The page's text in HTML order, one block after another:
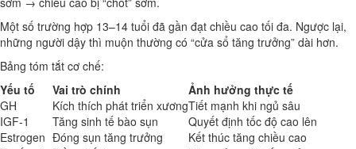
Một số trường hợp 13–14 tuổi đã gần đạt chiều cao tối đa. Ngược lại,
những người dậy thì muộn thường có “cửa sổ tăng trưởng” dài hơn.
Bảng tóm tắt cơ chế:
Yếu tố
Vai trò chính
Ảnh hưởng thực tế
GH
Kích thích phát triển xươngTiết mạnh khi ngủ sâu
IGF-1
Tăng sinh tế bào sụn
Quyết định tốc độ cao lên
Estrogen Đóng sụn tăng trưởng
Kết thúc tăng chiều cao